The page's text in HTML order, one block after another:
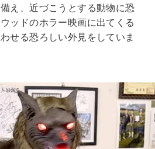
え、近づこうとする動物に恐
ッドのホラー映画に出てくる
せる恐ろしい外見をしていま